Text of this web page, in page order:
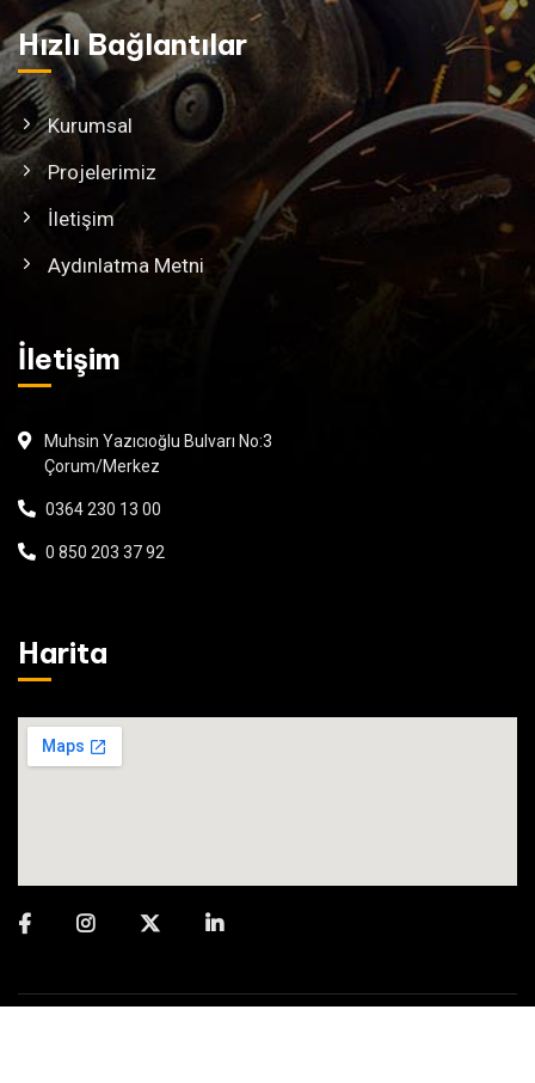
Hızlı Bağlantılar
Kurumsal
Projelerimiz
İletişim
Aydınlatma Metni
İletişim
Muhsin Yazıcıoğlu Bulvarı No:3
Çorum/Merkez
0364 230 13 00
0 850 203 37 92
Harita